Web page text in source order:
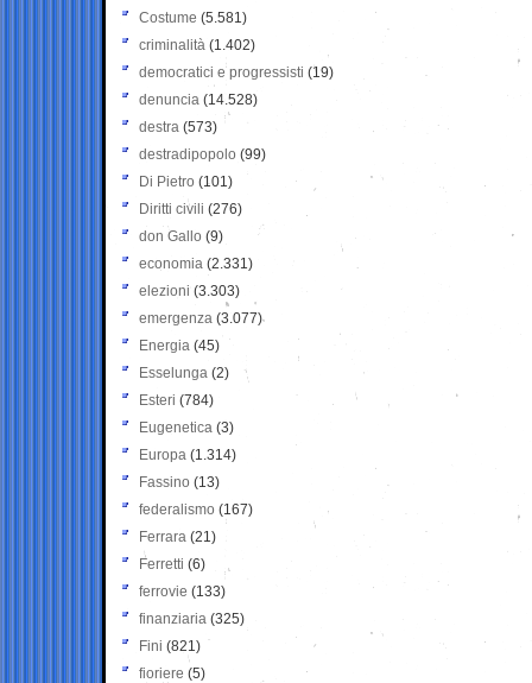
Costume (5.581)
criminalità (1.402)
democratici e progressisti (19)
denuncia (14.528)
destra (573)
destradipopolo (99)
Di Pietro (101)
Diritti civili (276)
don Gallo (9)
economia (2.331)
elezioni (3.303)
emergenza (3.077)
Energia (45)
Esselunga (2)
Esteri (784)
Eugenetica (3)
Europa (1.314)
Fassino (13)
federalismo (167)
Ferrara (21)
Ferretti (6)
ferrovie (133)
finanziaria (325)
Fini (821)
fioriere (5)